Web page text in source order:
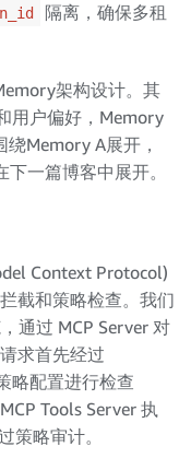
隔离，确保多租
架构设计。其
用户偏好，Memory
Memory A展开，
一篇博客中展开。
Context Protocol)
截和策略检查。我们
通过 MCP Server 对
求首先经过
略配置进行检查
Tools Server 执
策略审计。